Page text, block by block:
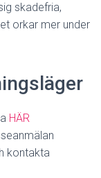
skadefria,
orkar mer under
HÄR
kontakta